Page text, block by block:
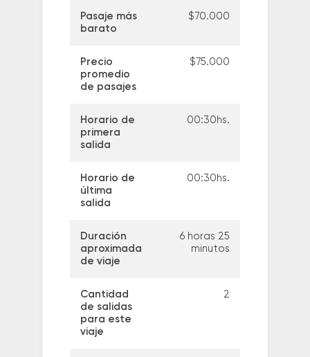
Pasaje más
barato
$70.000
Precio
promedio
de pasajes
$75.000
Horario de
primera
salida
00:30hs.
Horario de
última
salida
00:30hs.
Duración
aproximada
de viaje
6 horas 25
minutos
Cantidad
de salidas
para este
viaje
2